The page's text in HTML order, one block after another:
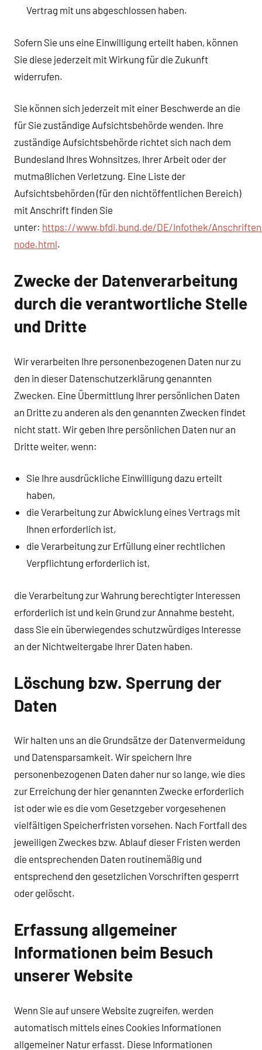
Vertrag mit uns abgeschlossen haben.
Sofern Sie uns eine Einwilligung erteilt haben, können
Sie diese jederzeit mit Wirkung für die Zukunft
widerrufen.
Sie können sich jederzeit mit einer Beschwerde an die
für Sie zuständige Aufsichtsbehörde wenden. Ihre
zuständige Aufsichtsbehörde richtet sich nach dem
Bundesland Ihres Wohnsitzes, Ihrer Arbeit oder der
mutmaßlichen Verletzung. Eine Liste der
Aufsichtsbehörden (für den nichtöffentlichen Bereich)
mit Anschrift finden Sie
unter: https://www.bfdi.bund.de/DE/Infothek/
node.html.
Zwecke der Datenverarbeitung
durch die verantwortliche Stelle
und Dritte
Wir verarbeiten Ihre personenbezogenen Daten nur zu
den in dieser Datenschutzerklärung genannten
Zwecken. Eine Übermittlung Ihrer persönlichen Daten
an Dritte zu anderen als den genannten Zwecken findet
nicht statt. Wir geben Ihre persönlichen Daten nur an
Dritte weiter, wenn:
Sie Ihre ausdrückliche Einwilligung dazu erteilt
haben,
die Verarbeitung zur Abwicklung eines Vertrags mit
Ihnen erforderlich ist,
die Verarbeitung zur Erfüllung einer rechtlichen
Verpflichtung erforderlich ist,
die Verarbeitung zur Wahrung berechtigter Interessen
erforderlich ist und kein Grund zur Annahme besteht,
dass Sie ein überwiegendes schutzwürdiges Interesse
an der Nichtweitergabe Ihrer Daten haben.
Löschung bzw. Sperrung der
Daten
Wir halten uns an die Grundsätze der Datenvermeidung
und Datensparsamkeit. Wir speichern Ihre
personenbezogenen Daten daher nur so lange, wie dies
zur Erreichung der hier genannten Zwecke erforderlich
ist oder wie es die vom Gesetzgeber vorgesehenen
vielfältigen Speicherfristen vorsehen. Nach Fortfall des
jeweiligen Zweckes bzw. Ablauf dieser Fristen werden
die entsprechenden Daten routinemäßig und
entsprechend den gesetzlichen Vorschriften gesperrt
oder gelöscht.
Erfassung allgemeiner
Informationen beim Besuch
unserer Website
Wenn Sie auf unsere Website zugreifen, werden
automatisch mittels eines Cookies Informationen
allgemeiner Natur erfasst. Diese Informationen